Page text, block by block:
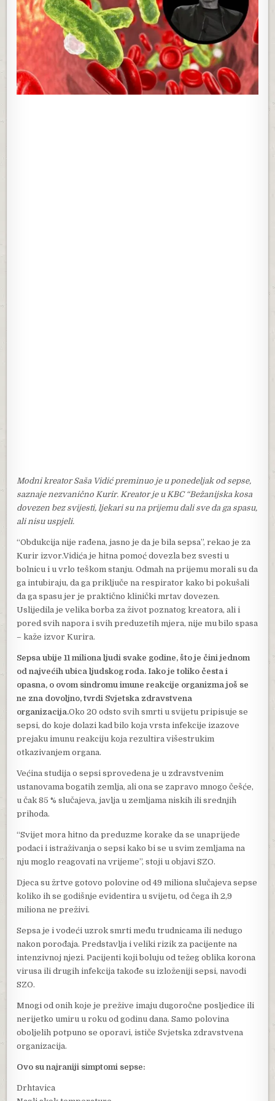
Modni kreator Saša Vidić preminuo je u ponedeljak od sepse,
saznaje nezvanično Kurir. Kreator je u KBC “Bežanijska kosa
dovezen bez svijesti, ljekari su na prijemu dali sve da ga spasu,
ali nisu uspjeli.
“Obdukcija nije rađena, jasno je da je bila sepsa”, rekao je za
Kurir izvor.Vidića je hitna pomoć dovezla bez svesti u
bolnicu i u vrlo teškom stanju. Odmah na prijemu morali su da
ga intubiraju, da ga priključe na respirator kako bi pokušali
da ga spasu jer je praktično klinički mrtav dovezen.
Uslijedila je velika borba za život poznatog kreatora, ali i
pored svih napora i svih preduzetih mjera, nije mu bilo spasa
– kaže izvor Kurira.
Sepsa ubije 11 miliona ljudi svake godine, što je čini jednom
od najvećih ubica ljudskog roda. Iako je toliko česta i
opasna, o ovom sindromu imune reakcije organizma još se
ne zna dovoljno, tvrdi Svjetska zdravstvena
organizacija.Oko 20 odsto svih smrti u svijetu pripisuje se
sepsi, do koje dolazi kad bilo koja vrsta infekcije izazove
prejaku imunu reakciju koja rezultira višestrukim
otkazivanjem organa.
Većina studija o sepsi sprovedena je u zdravstvenim
ustanovama bogatih zemlja, ali ona se zapravo mnogo češće,
u čak 85 % slučajeva, javlja u zemljama niskih ili srednjih
prihoda.
“Svijet mora hitno da preduzme korake da se unaprijede
podaci i istraživanja o sepsi kako bi se u svim zemljama na
nju moglo reagovati na vrijeme”, stoji u objavi SZO.
Djeca su žrtve gotovo polovine od 49 miliona slučajeva sepse
koliko ih se godišnje evidentira u svijetu, od čega ih 2,9
miliona ne preživi.
Sepsa je i vodeći uzrok smrti među trudnicama ili nedugo
nakon porođaja. Predstavlja i veliki rizik za pacijente na
intenzivnoj njezi. Pacijenti koji boluju od težeg oblika korona
virusa ili drugih infekcija takođe su izloženiji sepsi, navodi
SZO.
Mnogi od onih koje je prežive imaju dugoročne posljedice ili
nerijetko umiru u roku od godinu dana. Samo polovina
oboljelih potpuno se oporavi, ističe Svjetska zdravstvena
organizacija.
Ovo su najraniji simptomi sepse:
Drhtavica